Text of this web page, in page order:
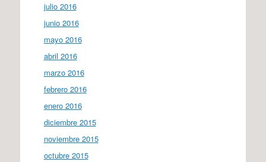
julio 2016
junio 2016
mayo 2016
abril 2016
marzo 2016
febrero 2016
enero 2016
diciembre 2015
noviembre 2015
octubre 2015